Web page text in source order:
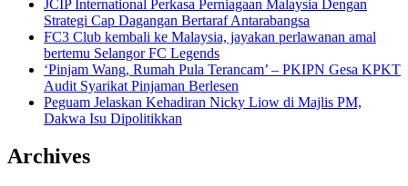
JCIP International Perkasa Perniagaan Malaysia Dengan
Strategi Cap Dagangan Bertaraf Antarabangsa
FC3 Club kembali ke Malaysia, jayakan perlawanan amal
bertemu Selangor FC Legends
‘Pinjam Wang, Rumah Pula Terancam’ – PKIPN Gesa KPKT
Audit Syarikat Pinjaman Berlesen
Peguam Jelaskan Kehadiran Nicky Liow di Majlis PM,
Dakwa Isu Dipolitikkan
Archives